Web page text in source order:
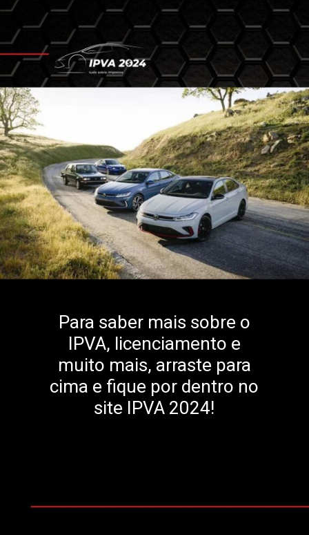
Para saber mais sobre o
IPVA, licenciamento e
muito mais, arraste para
cima e fique por dentro no
site IPVA 2024!